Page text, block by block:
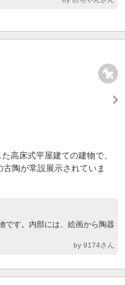
高床式平屋建ての建物で、
陶が常設展示されていま
です。内部には、絵画から陶器
by 9174さん